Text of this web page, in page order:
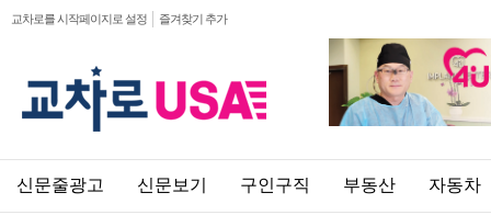
교차로를 시작페이지로 설정 즐겨찾기 추가
신문줄광고 신문보기 구인구직 부동산 자동차